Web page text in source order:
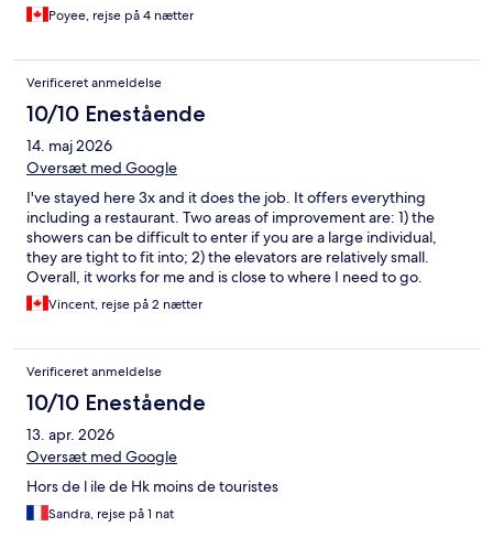
Poyee, rejse på 4 nætter
Verificeret anmeldelse
10/10 Enestående
14. maj 2026
Oversæt med Google
I've stayed here 3x and it does the job. It offers everything
including a restaurant. Two areas of improvement are: 1) the
showers can be difficult to enter if you are a large individual,
they are tight to fit into; 2) the elevators are relatively small.
Overall, it works for me and is close to where I need to go.
Vincent, rejse på 2 nætter
Verificeret anmeldelse
10/10 Enestående
13. apr. 2026
Oversæt med Google
Hors de l ile de Hk moins de touristes
Sandra, rejse på 1 nat